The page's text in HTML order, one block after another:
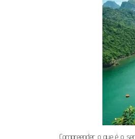
Compreender o que é o